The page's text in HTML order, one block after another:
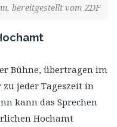
bereitgestellt vom ZDF
Bühne, übertragen im
jeder Tageszeit in
kann das Sprechen
Hochamt